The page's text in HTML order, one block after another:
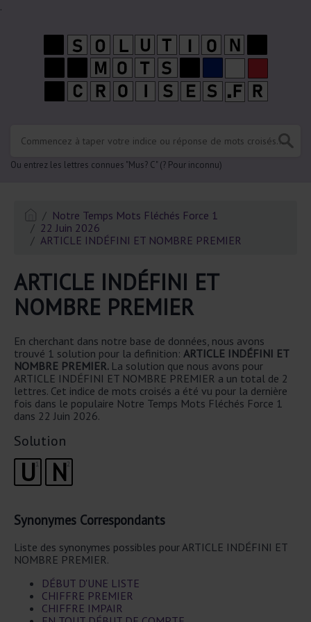
.
Ou entrez les lettres connues "Mus? C" (? Pour inconnu)
Notre Temps Mots Fléchés Force 1
22 Juin 2026
ARTICLE INDÉFINI ET NOMBRE PREMIER
ARTICLE INDÉFINI ET
NOMBRE PREMIER
En cherchant dans notre base de données, nous avons
trouvé 1 solution pour la definition: ARTICLE INDÉFINI ET
NOMBRE PREMIER. La solution que nous avons pour
ARTICLE INDÉFINI ET NOMBRE PREMIER a un total de 2
lettres. Cet indice de mots croisés a été vu pour la dernière
fois dans le populaire Notre Temps Mots Fléchés Force 1
dans 22 Juin 2026.
Solution
1
U 2
N
Synonymes Correspondants
Liste des synonymes possibles pour ARTICLE INDÉFINI ET
NOMBRE PREMIER.
DÉBUT D'UNE LISTE
CHIFFRE PREMIER
CHIFFRE IMPAIR